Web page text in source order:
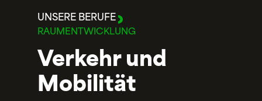
UNSERE BERUFE
RAUMENTWICKLUNG
Verkehr und
Mobilität